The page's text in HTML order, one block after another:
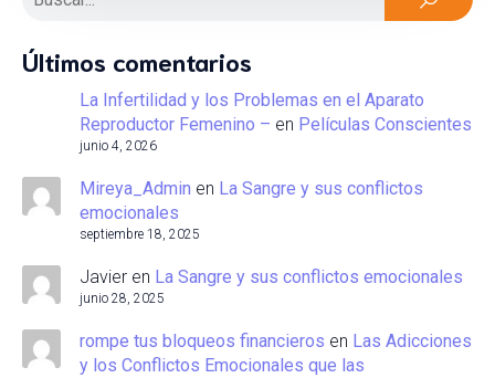
Últimos comentarios
La Infertilidad y los Problemas en el Aparato
Reproductor Femenino – en Películas Conscientes
junio 4, 2026
Mireya_Admin en La Sangre y sus conflictos
emocionales
septiembre 18, 2025
Javier en La Sangre y sus conflictos emocionales
junio 28, 2025
rompe tus bloqueos financieros en Las Adicciones
y los Conflictos Emocionales que las